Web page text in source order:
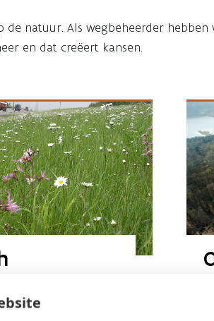
natuur. Als wegbeheerder hebben
en dat creëert kansen.